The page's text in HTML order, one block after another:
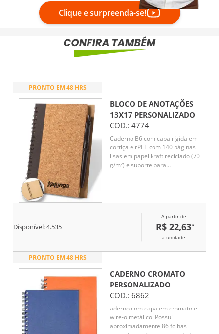
Clique e surpreenda-se!
PRONTO EM 48 HRS
BLOCO DE ANOTAÇÕES
13X17 PERSONALIZADO
COD.: 4774
Caderno B6 com capa rígida em
cortiça e rPET com 140 páginas
lisas em papel kraft reciclado (70
g/m²) e suporte para
|Esferográfica: ø10 x 141 mm
Disponível:4.535
A partir de
R$ 22,63*
a unidade
PRONTO EM 48 HRS
CADERNO CROMATO
PERSONALIZADO
COD.: 6862
aderno com capa em cromato e
wire-o metálico. Possui
aproximadamente 86 folhas